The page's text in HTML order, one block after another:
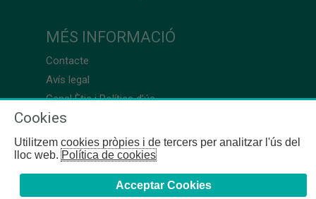
MÉS INFORMACIÓ
Contacte
Avís legal
Canal Ètic i Política d’ús
Cookies
Utilitzem cookies pròpies i de tercers per analitzar l'ús del
lloc web.Política de cookies
Acceptar Cookies